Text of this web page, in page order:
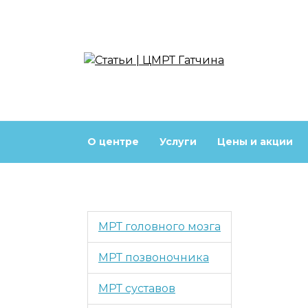
О центре Услуги Цены и акции
МРТ головного мозга
МРТ позвоночника
МРТ суставов